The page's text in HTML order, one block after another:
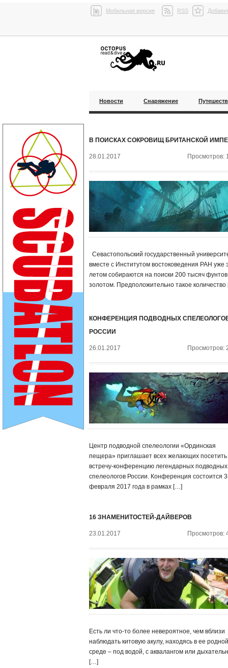
Мобильная версия RSS
Новости Снаряжение
В ПОИСКАХ СОКРОВИЩ БРИТАНСКОЙ
28.01.2017 Просмотров:
Севастопольский государственный
вместе с Институтом востоковедения РАН уже
летом собираются на поиски 200 тысяч фунтов
золотом. Предположительно такое
КОНФЕРЕНЦИЯ ПОДВОДНЫХ
РОССИИ
26.01.2017 Просмотров:
Центр подводной спелеологии «Ординская
пещера» приглашает всех желающих посетить
встречу-конференцию легендарных подводных
спелеологов России. Конференция состоится
февраля 2017 года в рамках […]
16 ЗНАМЕНИТОСТЕЙ-ДАЙВЕРОВ
23.01.2017 Просмотров:
Есть ли что-то более невероятное, чем вблизи
наблюдать китовую акулу, находясь в ее родной
среде – под водой, с аквалангом или
[…]